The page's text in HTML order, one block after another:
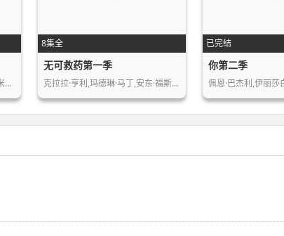
莉娜·邓纳姆,艾莉森·威廉姆斯,杰米玛…
8集全
无可救药第一季
克拉拉·亨利,玛德琳·马丁,安东·福斯…
已完结
你第二季